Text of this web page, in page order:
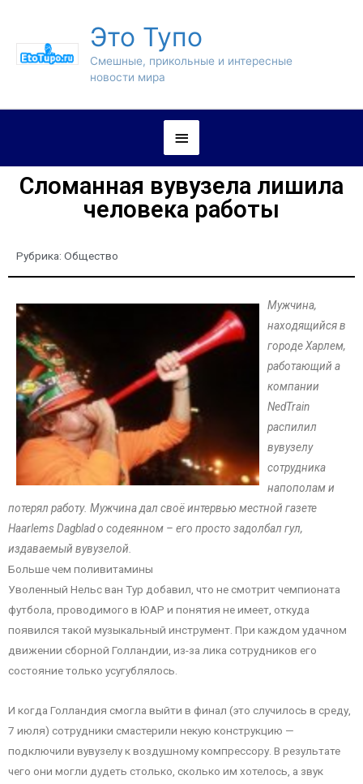
Это Тупо
Смешные, прикольные и интересные
новости мира
Сломанная вувузела лишила
человека работы
Рубрика: Общество
Мужчина,
находящийся в
городе Харлем,
работающий а
компании
NedTrain
распилил
вувузелу
сотрудника
напополам и
потерял работу. Мужчина дал своё интервью местной газете
Haarlems Dagblad о содеянном – его просто задолбал гул,
издаваемый вувузелой.
Больше чем поливитамины
Уволенный Нельс ван Тур добавил, что не смотрит чемпионата
футбола, проводимого в ЮАР и понятия не имеет, откуда
появился такой музыкальный инструмент. При каждом удачном
движении сборной Голландии, из-за лика сотрудников его
состояние только усугублялось.
И когда Голландия смогла выйти в финал (это случилось в среду,
7 июля) сотрудники смастерили некую конструкцию —
подключили вувузелу к воздушному компрессору. В результате
чего они могли дудеть столько, сколько им хотелось, а звук